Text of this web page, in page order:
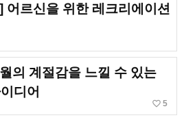
어르신을 위한 레크리에이션
의 계절감을 느낄 수 있는
디어
favorite_border 5